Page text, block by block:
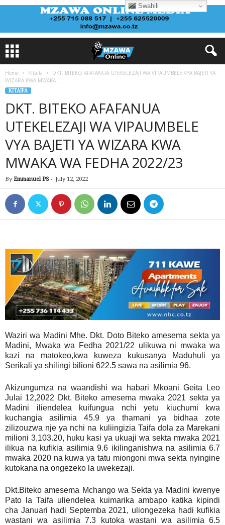
Home Kitaifa
DKT. BITEKO AFAFANUA UTEKELEZAJI WA VIPAUMBELE VYA BAJETI YA
WIZARA KWA MWAKA...
KITAIFA
DKT. BITEKO AFAFANUA
UTEKELEZAJI WA VIPAUMBELE
VYA BAJETI YA WIZARA KWA
MWAKA WA FEDHA 2022/23
By Emmanuel PS - July 12, 2022
Waziri wa Madini Mhe. Dkt. Doto Biteko amesema sekta ya
Madini, Mwaka wa Fedha 2021/22 ulikuwa ni mwaka wa
kazi na matokeo,kwa kuweza kukusanya Maduhuli ya
Serikali ya shilingi bilioni 622.5 sawa na asilimia 96.
Akizungumza na waandishi wa habari Mkoani Geita Leo
Julai 12,2022 Dkt. Biteko amesema mwaka 2021 sekta ya
Madini iliendelea kuifungua nchi yetu kiuchumi kwa
kuchangia asilimia 45.9 ya thamani ya bidhaa zote
zilizouzwa nje ya nchi na kuliingizia Taifa dola za Marekani
milioni 3,103.20, huku kasi ya ukuaji wa sekta mwaka 2021
ilikua na kufikia asilimia 9.6 ikilinganishwa na asilimia 6.7
mwaka 2020 na kuwa ya tatu miongoni mwa sekta nyingine
kutokana na ongezeko la uwekezaji.
Dkt.Biteko amesema Mchango wa Sekta ya Madini kwenye
Pato la Taifa uliendelea kuimarika ambapo katika kipindi
cha Januari hadi Septemba 2021, uliongezeka hadi kufikia
wastani wa asilimia 7.3 kutoka wastani wa asilimia 6.5
Swahili